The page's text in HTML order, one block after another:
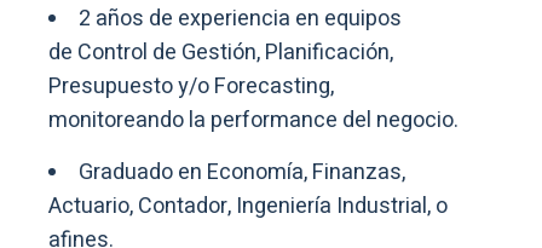
2 años de experiencia en equipos
de Control de Gestión, Planificación,
Presupuesto y/o Forecasting,
monitoreando la performance del negocio.
Graduado en Economía, Finanzas,
Actuario, Contador, Ingeniería Industrial, o
afines.